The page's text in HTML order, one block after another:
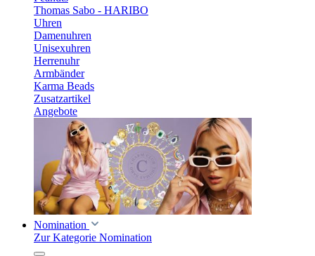
Thomas Sabo - HARIBO
Uhren
Damenuhren
Unisexuhren
Herrenuhr
Armbänder
Karma Beads
Zusatzartikel
Angebote
Nomination
Zur Kategorie Nomination